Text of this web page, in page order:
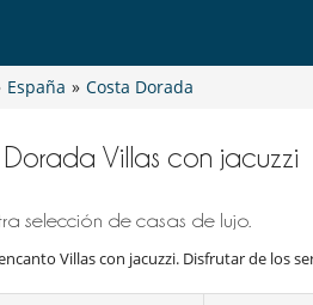
España » Costa Dorada
Villas con jacuzzi
selección de casas de lujo.
Villas con jacuzzi. Disfrutar de los